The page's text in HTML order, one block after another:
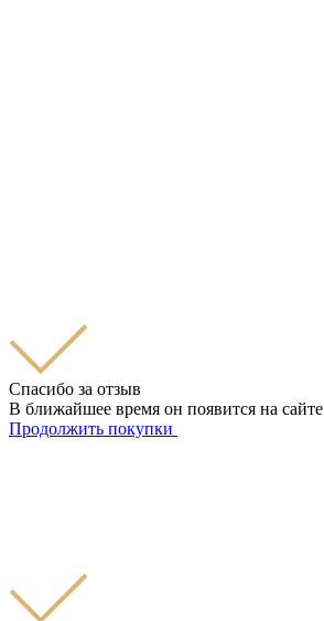
Спасибо за отзыв
В ближайшее время он появится на сайте
Продолжить покупки